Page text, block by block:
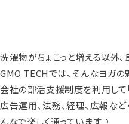
洗濯物がちょこっと増える以外、
GMO TECHでは、そんなヨガの
会社の部活支援制度を利用して
広告運用、法務、経理、広報など
んなで楽しく通っています♪